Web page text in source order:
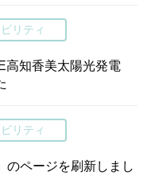
リティ
高知香美太陽光発電
リティ
のページを刷新しまし